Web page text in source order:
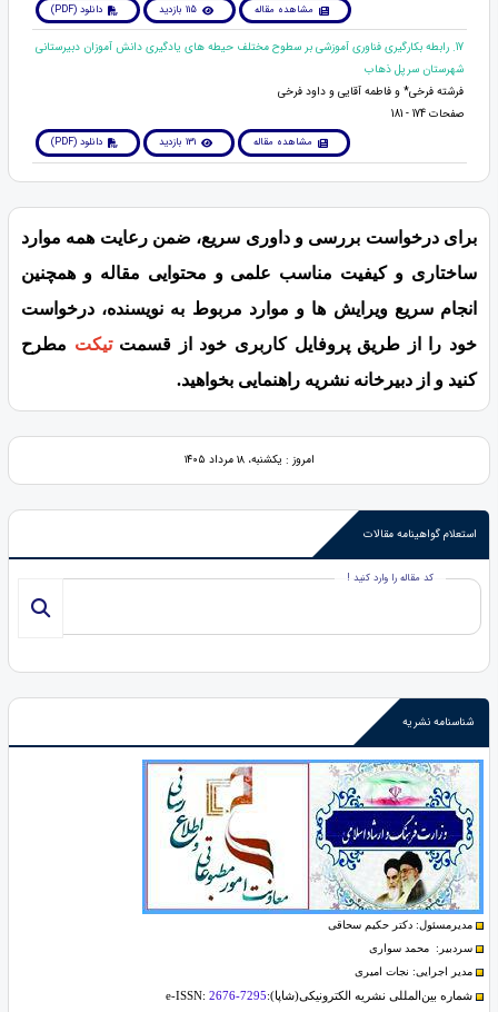
مشاهده مقاله 115 بازدید دانلود (PDF)
17. رابطه بکارگیری فناوری آموزشی بر سطوح مختلف حیطه های یادگیری دانش آموزان دبیرستانی
شهرستان سرپل ذهاب
فرشته فرخی* و فاطمه آقایی و داود فرخی
صفحات 174 - 181
مشاهده مقاله 131 بازدید دانلود (PDF)
برای درخواست بررسی و داوری سریع، ضمن رعایت همه موارد
ساختاری و کیفیت مناسب علمی و محتوایی مقاله و همچنین
انجام سریع ویرایش ها و موارد مربوط به نویسنده، درخواست
خود را از طریق پروفایل کاربری خود از قسمتتیکت مطرح
کنید و از دبیرخانه نشریه راهنمایی بخواهید.
امروز : یکشنبه، ۱۸ مرداد ۱۴۰۵
استعلام گواهینامه مقالات
کد مقاله را وارد کنید !
شناسنامه نشریه
مدیرمسئول: دکتر حکیم سحاقی
سردبیر: محمد سواری
مدیر اجرایی: نجات امیری
شماره بین‌المللی نشریه الکترونیکی(شاپا):
e-ISSN: 2676-7295